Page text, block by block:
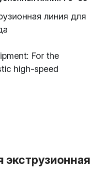
линия для
For the
high-speed
экструзионная